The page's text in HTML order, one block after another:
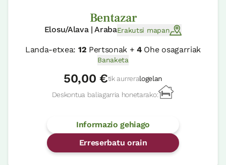
Bentazar
Elosu/Alava | ArabaErakutsi mapan
Landa-etxea: 12 Pertsonak +4Ohe osagarriak
Banaketa
50,00 €tik aurreralogelan
Deskontua baliagarria honetarako:
Informazio gehiago
Erreserbatu orain